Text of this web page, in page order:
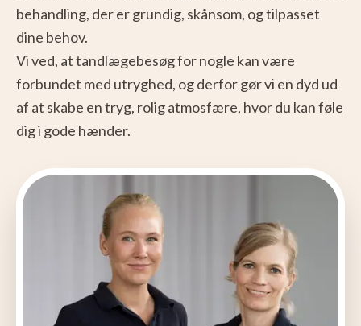
behandling, der er grundig, skånsom, og tilpasset
dine behov.
Vi ved, at tandlægebesøg for nogle kan være
forbundet med utryghed, og derfor gør vi en dyd ud
af at skabe en tryg, rolig atmosfære, hvor du kan føle
dig i gode hænder.